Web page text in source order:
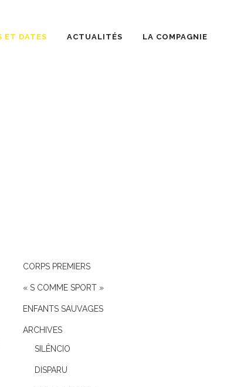
ET DATES ACTUALITÉS LA COMPAGNIE
CORPS PREMIERS
« S COMME SPORT »
ENFANTS SAUVAGES
ARCHIVES
SILÊNCIO
DISPARU